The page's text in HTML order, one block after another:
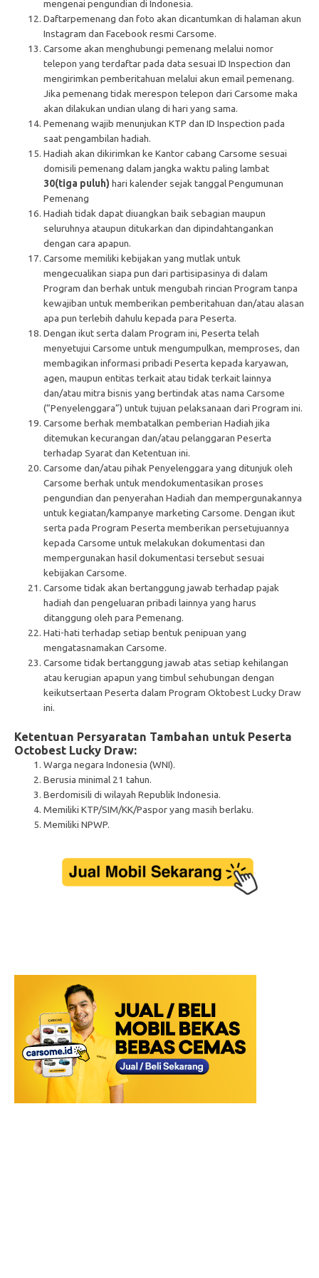
mengenai pengundian di Indonesia.
Daftarpemenang dan foto akan dicantumkan di halaman akun
Instagram dan Facebook resmi Carsome.
Carsome akan menghubungi pemenang melalui nomor
telepon yang terdaftar pada data sesuai ID Inspection dan
mengirimkan pemberitahuan melalui akun email pemenang.
Jika pemenang tidak merespon telepon dari Carsome maka
akan dilakukan undian ulang di hari yang sama.
Pemenang wajib menunjukan KTP dan ID Inspection pada
saat pengambilan hadiah.
Hadiah akan dikirimkan ke Kantor cabang Carsome sesuai
domisili pemenang dalam jangka waktu paling lambat
30(tiga puluh) hari kalender sejak tanggal Pengumunan
Pemenang
Hadiah tidak dapat diuangkan baik sebagian maupun
seluruhnya ataupun ditukarkan dan dipindahtangankan
dengan cara apapun.
Carsome memiliki kebijakan yang mutlak untuk
mengecualikan siapa pun dari partisipasinya di dalam
Program dan berhak untuk mengubah rincian Program tanpa
kewajiban untuk memberikan pemberitahuan dan/atau alasan
apa pun terlebih dahulu kepada para Peserta.
Dengan ikut serta dalam Program ini, Peserta telah
menyetujui Carsome untuk mengumpulkan, memproses, dan
membagikan informasi pribadi Peserta kepada karyawan,
agen, maupun entitas terkait atau tidak terkait lainnya
dan/atau mitra bisnis yang bertindak atas nama Carsome
(“Penyelenggara”) untuk tujuan pelaksanaan dari Program ini.
Carsome berhak membatalkan pemberian Hadiah jika
ditemukan kecurangan dan/atau pelanggaran Peserta
terhadap Syarat dan Ketentuan ini.
Carsome dan/atau pihak Penyelenggara yang ditunjuk oleh
Carsome berhak untuk mendokumentasikan proses
pengundian dan penyerahan Hadiah dan mempergunakannya
untuk kegiatan/kampanye marketing Carsome. Dengan ikut
serta pada Program Peserta memberikan persetujuannya
kepada Carsome untuk melakukan dokumentasi dan
mempergunakan hasil dokumentasi tersebut sesuai
kebijakan Carsome.
Carsome tidak akan bertanggung jawab terhadap pajak
hadiah dan pengeluaran pribadi lainnya yang harus
ditanggung oleh para Pemenang.
Hati-hati terhadap setiap bentuk penipuan yang
mengatasnamakan Carsome.
Carsome tidak bertanggung jawab atas setiap kehilangan
atau kerugian apapun yang timbul sehubungan dengan
keikutsertaan Peserta dalam Program Oktobest Lucky Draw
ini.
Ketentuan Persyaratan Tambahan untuk Peserta
Octobest Lucky Draw:
Warga negara Indonesia (WNI).
Berusia minimal 21 tahun.
Berdomisili di wilayah Republik Indonesia.
Memiliki KTP/SIM/KK/Paspor yang masih berlaku.
Memiliki NPWP.